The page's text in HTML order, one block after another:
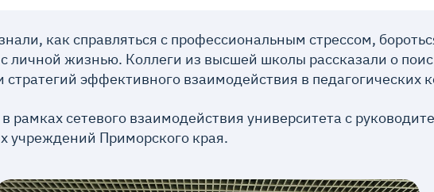
как справляться с профессиональным стрессом,
личной жизнью. Коллеги из высшей школы рассказали о
стратегий эффективного взаимодействия в педагогических
рамках сетевого взаимодействия университета с
учреждений Приморского края.